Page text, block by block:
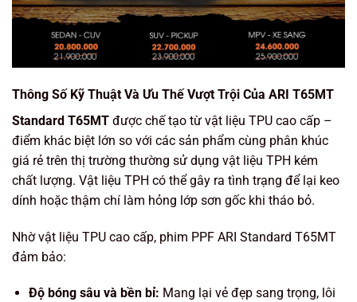
Thông Số Kỹ Thuật Và Ưu Thế Vượt Trội Của ARI T65MT
Standard T65MT được chế tạo từ vật liệu TPU cao cấp –
điểm khác biệt lớn so với các sản phẩm cùng phân khúc
giá rẻ trên thị trường thường sử dụng vật liệu TPH kém
chất lượng. Vật liệu TPH có thể gây ra tình trạng để lại keo
dính hoặc thậm chí làm hỏng lớp sơn gốc khi tháo bỏ.
Nhờ vật liệu TPU cao cấp, phim PPF ARI Standard T65MT
đảm bảo:
Độ bóng sâu và bền bỉ: Mang lại vẻ đẹp sang trọng, lôi